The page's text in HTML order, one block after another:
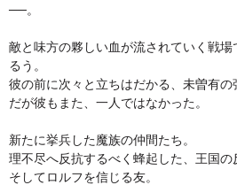
──。
敵と味方の夥しい血が流されていく戦
るう。
彼の前に次々と立ちはだかる、未曽有の
だが彼もまた、一人ではなかった。
新たに挙兵した魔族の仲間たち。
理不尽へ反抗するべく蜂起した、王国の
そしてロルフを信じる友。